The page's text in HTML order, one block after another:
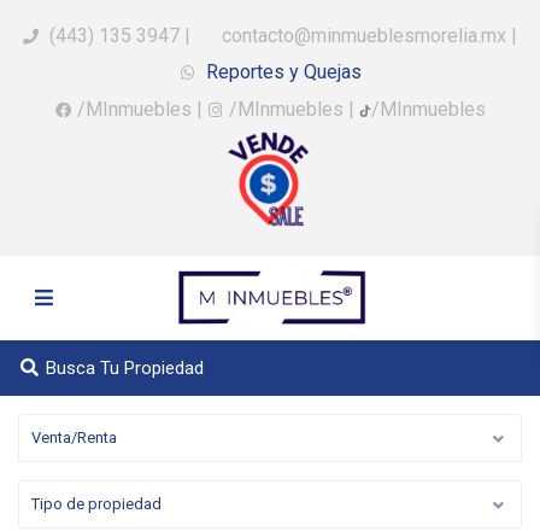
(443) 135 3947 | contacto@minmueblesmorelia.mx |
Reportes y Quejas
/MInmuebles | /MInmuebles | /MInmuebles
Busca Tu Propiedad
Venta/Renta
Tipo de propiedad